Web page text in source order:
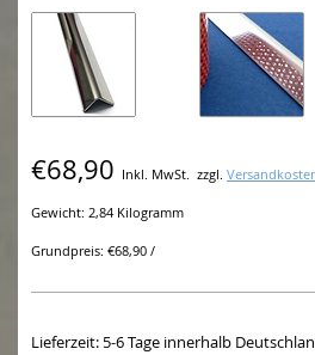
€68,90 Inkl. MwSt. zzgl.
Gewicht: 2,84 Kilogramm
Grundpreis: €68,90 /
Lieferzeit: 5-6 Tage innerhalb